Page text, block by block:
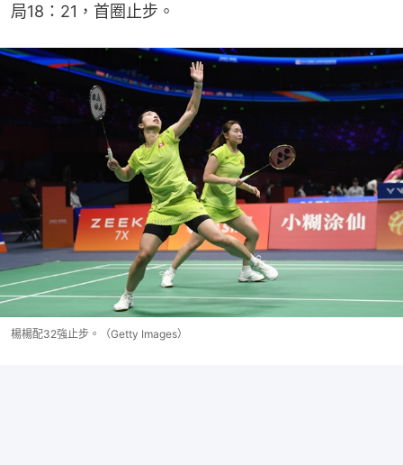
局18：21，首圈止步。
楊楊配32強止步。（Getty Images）